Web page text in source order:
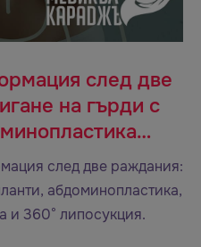
след две
на гърди с
след две раждания:
абдоминопластика,
и 360° липосукция.